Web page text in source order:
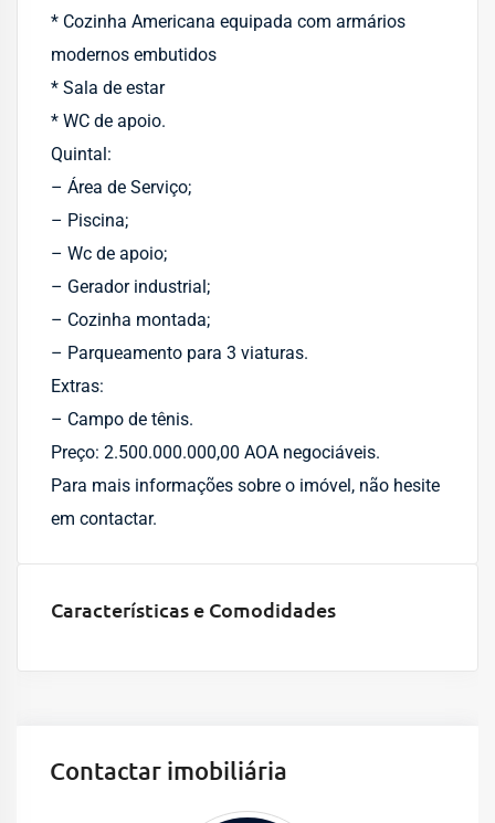
* Cozinha Americana equipada com armários
modernos embutidos
* Sala de estar
* WC de apoio.
Quintal:
– Área de Serviço;
– Piscina;
– Wc de apoio;
– Gerador industrial;
– Cozinha montada;
– Parqueamento para 3 viaturas.
Extras:
– Campo de tênis.
Preço: 2.500.000.000,00 AOA negociáveis.
Para mais informações sobre o imóvel, não hesite
em contactar.
Características e Comodidades
Contactar imobiliária